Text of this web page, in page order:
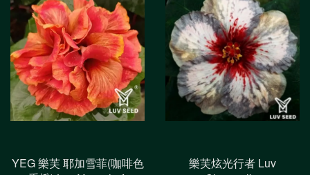
YEG 樂芙 耶加雪菲(咖啡色
樂芙炫光行者 Luv